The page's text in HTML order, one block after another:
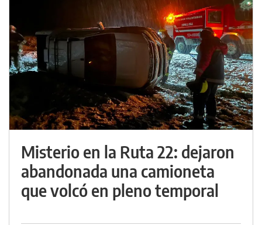
Misterio en la Ruta 22: dejaron
abandonada una camioneta
que volcó en pleno temporal